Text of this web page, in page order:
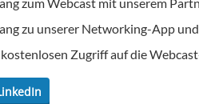
zu unserer Networking-App
Zugriff auf die